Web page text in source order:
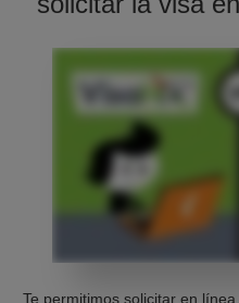
Te permitimos solicitar en